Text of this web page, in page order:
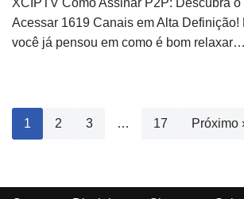
XCIPTV Como Assinar P2P: Descubra
Acessar 1619 Canais em Alta Definição!
você já pensou em como é bom relaxar…
1 2 3 … 17 Próximo